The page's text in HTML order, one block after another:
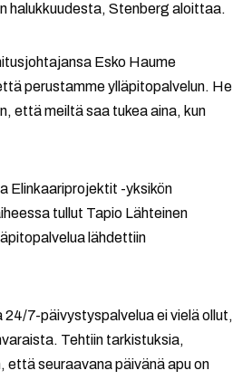
halukkuudesta, Stenberg aloittaa.
Esko Haume
perustamme ylläpitopalvelun. He
että meiltä saa tukea aina, kun
Elinkaariprojektit -yksikön
tullut Tapio Lähteinen
lähdettiin
24/7-päivystyspalvelua ei vielä ollut,
Tehtiin tarkistuksia,
että seuraavana päivänä apu on